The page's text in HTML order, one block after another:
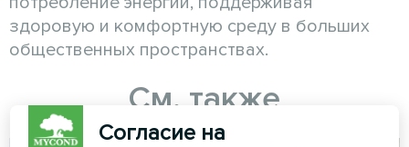
здоровую и комфортную среду в больших
общественных пространствах.
См. также
Согласие на